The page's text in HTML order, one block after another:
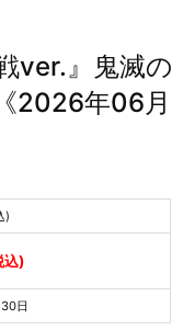
ver.』鬼滅の
2026年06月
)
込)
日